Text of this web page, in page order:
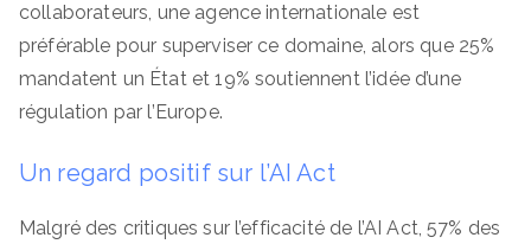
collaborateurs, une agence internationale est
préférable pour superviser ce domaine, alors que 25%
mandatent un État et 19% soutiennent l’idée d’une
régulation par l’Europe.
Un regard positif sur l’AI Act
Malgré des critiques sur l’efficacité de l’AI Act, 57% des